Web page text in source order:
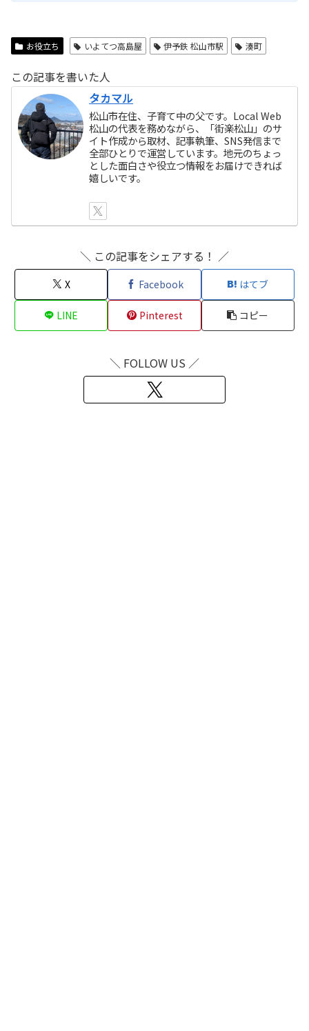
お役立ち いよてつ高島屋 伊予鉄 松山市駅 湊町
この記事を書いた人
タカマル
松山市在住、子育て中の父です。Local Web
松山の代表を務めながら、「街楽松山」のサ
イト作成から取材、記事執筆、SNS発信まで
全部ひとりで運営しています。地元のちょっ
とした面白さや役立つ情報をお届けできれば
嬉しいです。
＼ この記事をシェアする！ ／
X Facebook はてブ
LINE Pinterest コピー
＼ FOLLOW US ／